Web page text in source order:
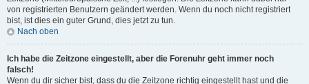
von registrierten Benutzern geändert werden. Wenn du noch nicht registriert
bist, ist dies ein guter Grund, dies jetzt zu tun.
Nach oben
Ich habe die Zeitzone eingestellt, aber die Forenuhr geht immer noch
falsch!
Wenn du dir sicher bist, dass du die Zeitzone richtig eingestellt hast und die